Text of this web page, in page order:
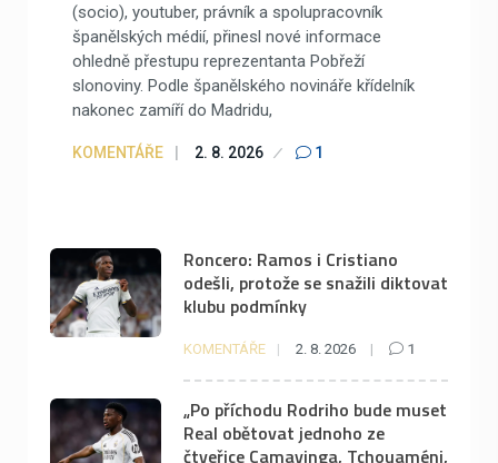
(socio), youtuber, právník a spolupracovník
španělských médií, přinesl nové informace
ohledně přestupu reprezentanta Pobřeží
slonoviny. Podle španělského novináře křídelník
nakonec zamíří do Madridu,
KOMENTÁŘE 2. 8. 2026 1
Roncero: Ramos i Cristiano
odešli, protože se snažili diktovat
klubu podmínky
KOMENTÁŘE 2. 8. 2026 1
„Po příchodu Rodriho bude muset
Real obětovat jednoho ze
čtveřice Camavinga, Tchouaméni,